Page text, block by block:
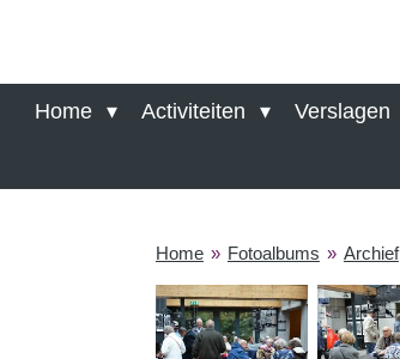
Home Activiteiten Verslagen
Home » Fotoalbums » Archief